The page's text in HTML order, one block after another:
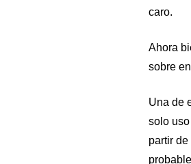
caro.
Ahora
sobre
Una de
solo
partir